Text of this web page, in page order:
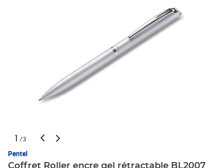
1 /3
Pentel
Coffret Roller encre gel rétractable BL2007